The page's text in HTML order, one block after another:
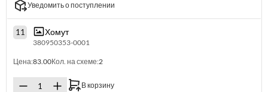
Уведомить о поступлении
11 Хомут
380950353-0001
Цена:83.00Кол. на схеме:2
В корзину